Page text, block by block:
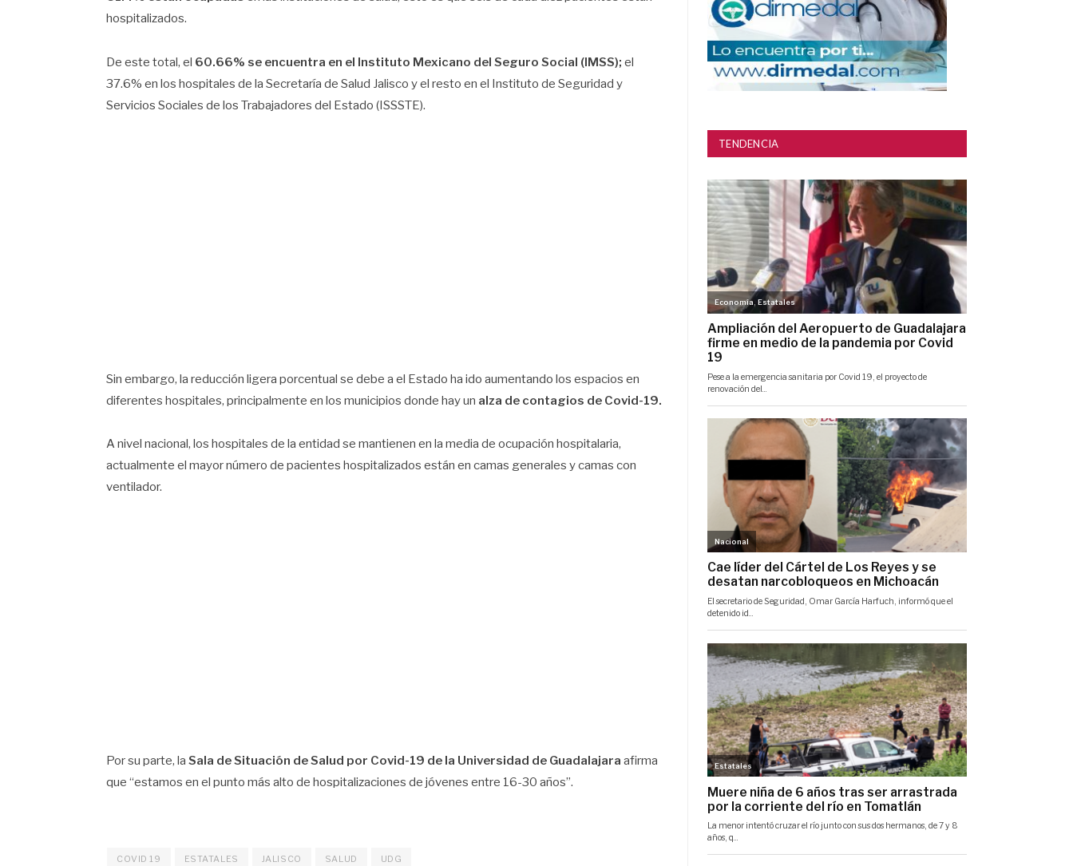
hospitalizados.
De este total, el 60.66% se encuentra en el Instituto Mexicano del Seguro Social (IMSS); el
37.6% en los hospitales de la Secretaría de Salud Jalisco y el resto en el Instituto de Seguridad y
Servicios Sociales de los Trabajadores del Estado (ISSSTE).
Sin embargo, la reducción ligera porcentual se debe a el Estado ha ido aumentando los espacios en
diferentes hospitales, principalmente en los municipios donde hay un alza de contagios de Covid-19.
A nivel nacional, los hospitales de la entidad se mantienen en la media de ocupación hospitalaria,
actualmente el mayor número de pacientes hospitalizados están en camas generales y camas con
ventilador.
Por su parte, la Sala de Situación de Salud por Covid-19 de la Universidad de Guadalajara afirma
que “estamos en el punto más alto de hospitalizaciones de jóvenes entre 16-30 años”.
COVID 19 ESTATALES JALISCO SALUD UDG
TENDENCIA